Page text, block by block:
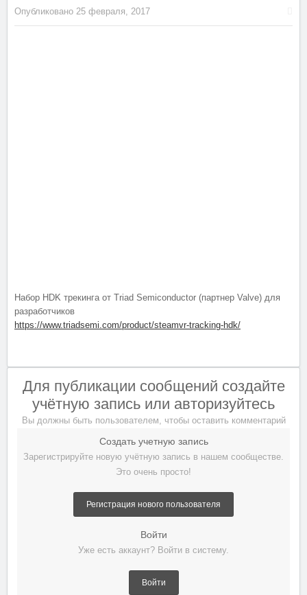
Опубликовано 25 февраля, 2017
Набор HDK трекинга от Triad Semiconductor (партнер Valve) для
разработчиков
https://www.triadsemi.com/product/steamvr-tracking-hdk/
Для публикации сообщений создайте
учётную запись или авторизуйтесь
Вы должны быть пользователем, чтобы оставить комментарий
Создать учетную запись
Зарегистрируйте новую учётную запись в нашем сообществе.
Это очень просто!
Регистрация нового пользователя
Войти
Уже есть аккаунт? Войти в систему.
Войти